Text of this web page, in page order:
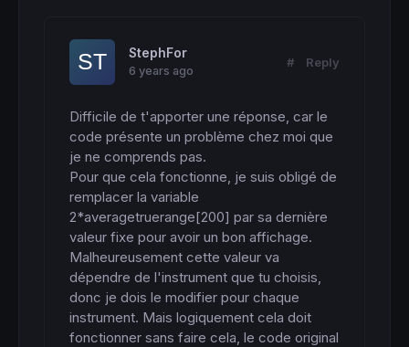
StephFor
6 years ago
# Reply
Difficile de t'apporter une réponse, car le
code présente un problème chez moi que
je ne comprends pas.
Pour que cela fonctionne, je suis obligé de
remplacer la variable
2*averagetruerange[200] par sa dernière
valeur fixe pour avoir un bon affichage.
Malheureusement cette valeur va
dépendre de l'instrument que tu choisis,
donc je dois le modifier pour chaque
instrument. Mais logiquement cela doit
fonctionner sans faire cela, le code original